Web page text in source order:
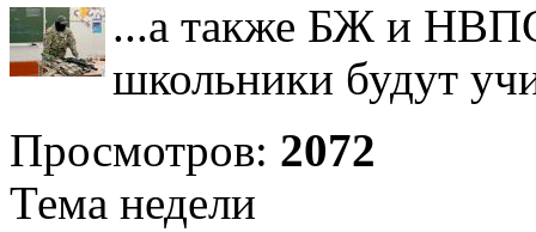
...а также БЖ и НВПС
школьники будут
Просмотров: 2072
Тема недели